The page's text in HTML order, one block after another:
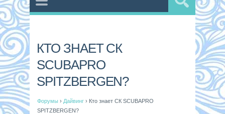
КТО ЗНАЕТ СК
SCUBAPRO
SPITZBERGEN?
Форумы › Дайвинг › Кто знает СК SCUBAPRO
SPITZBERGEN?